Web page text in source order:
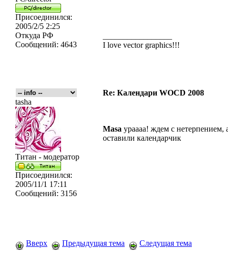
Присоединился:
2005/2/5 2:25
Откуда РФ
Сообщений: 4643
I love vector graphics!!!
Re: Календари WOCD 2008
tasha
Титан - модератор
Присоединился:
2005/11/1 17:11
Сообщений: 3156
Masa ураааа! ждем с нетерпением,
оставили календарчик
Вверх Предыдущая тема Следущая тема